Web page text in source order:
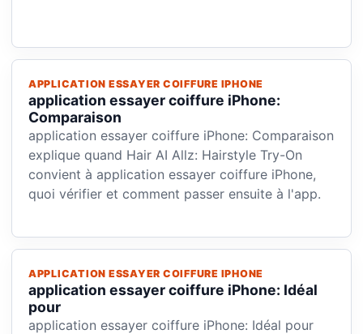
APPLICATION ESSAYER COIFFURE IPHONE
application essayer coiffure iPhone:
Comparaison
application essayer coiffure iPhone: Comparaison
explique quand Hair AI Allz: Hairstyle Try-On
convient à application essayer coiffure iPhone,
quoi vérifier et comment passer ensuite à l'app.
APPLICATION ESSAYER COIFFURE IPHONE
application essayer coiffure iPhone: Idéal
pour
application essayer coiffure iPhone: Idéal pour